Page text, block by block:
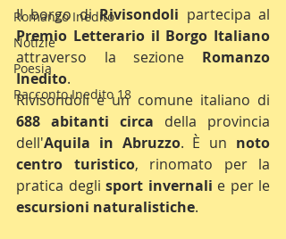
Romanzo Inedito
Notizie
Poesia
Racconto Inedito 18
Il borgo di Rivisondoli
Premio Letterario il Borgo Italiano
attraverso la sezione Romanzo
Inedito.
688 abitanti circa della provincia
dell'Aquila in Abruzzo. È un noto
centro turistico, rinomato per la
pratica degli sport invernali
escursioni naturalistiche.